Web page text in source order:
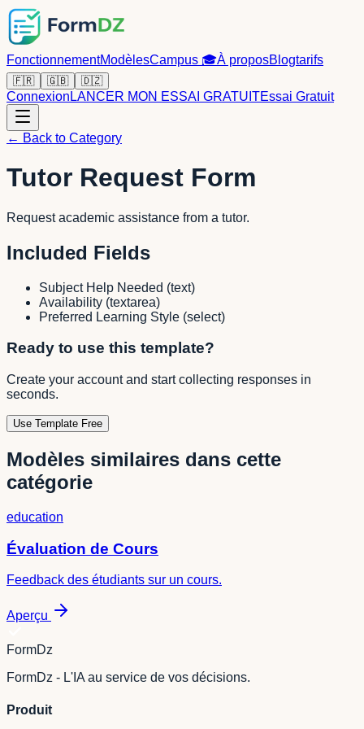
FonctionnementModèlesCampus 🎓À proposBlogtarifs
🇫🇷 🇬🇧 🇩🇿
Connexion LANCER MON ESSAI GRATUITEssai Gratuit
← Back to Category
Tutor Request Form
Request academic assistance from a tutor.
Included Fields
Subject Help Needed (text)
Availability (textarea)
Preferred Learning Style (select)
Ready to use this template?
Create your account and start collecting responses in
seconds.
Use Template Free
Modèles similaires dans cette
catégorie
education
Évaluation de Cours
Feedback des étudiants sur un cours.
Aperçu
FormDz
FormDz - L'IA au service de vos décisions.
Produit